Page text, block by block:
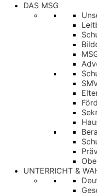
DAS MSG
UNTERRICHT &